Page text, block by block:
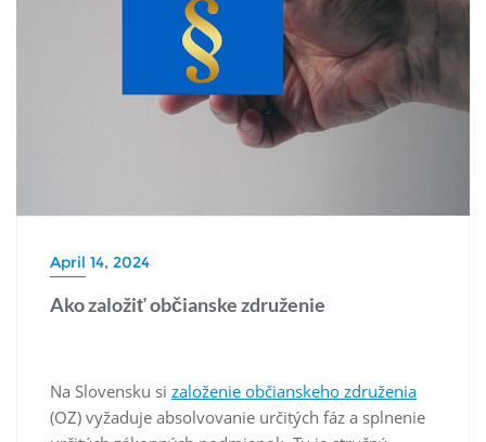
April 14, 2024
Ako založiť občianske združenie
Na Slovensku si založenie občianskeho združenia
(OZ) vyžaduje absolvovanie určitých fáz a splnenie